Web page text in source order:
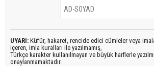
UYARI: Küfür, hakaret, rencide edici cümleler veya
içeren, imla kuralları ile yazılmamış,
Türkçe karakter kullanılmayan ve büyük harflerle
onaylanmamaktadır.